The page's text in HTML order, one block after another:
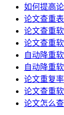
如何提高
论文查重
论文查重
论文查重
自动降重
自动降重
论文重复
论文查重
论文怎么